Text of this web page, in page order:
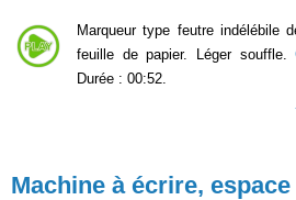
Marqueur type feutre indélébile
feuille de papier. Léger souffle.
Durée : 00:52.
Machine à écrire, espace